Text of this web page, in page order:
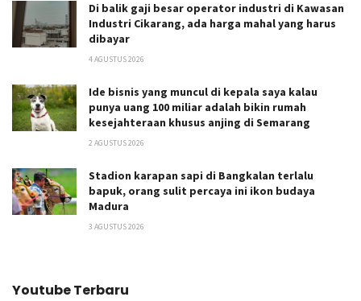
Di balik gaji besar operator industri di Kawasan
Industri Cikarang, ada harga mahal yang harus
dibayar
4 AGUSTUS 2026
Ide bisnis yang muncul di kepala saya kalau
punya uang 100 miliar adalah bikin rumah
kesejahteraan khusus anjing di Semarang
2 AGUSTUS 2026
Stadion karapan sapi di Bangkalan terlalu
bapuk, orang sulit percaya ini ikon budaya
Madura
3 AGUSTUS 2026
Youtube Terbaru